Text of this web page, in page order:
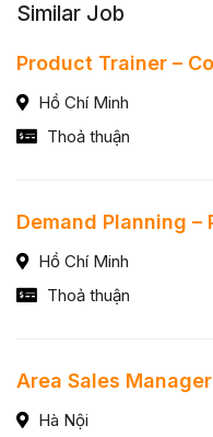
Similar Job
Product Trainer –
Hồ Chí Minh
Thoả thuận
Demand Planning
Hồ Chí Minh
Thoả thuận
Area Sales Manager
Hà Nội